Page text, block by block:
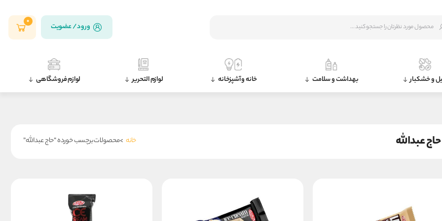
ورود / عضویت
0
و خشکبار بهداشت و سلامت خانه و آشپزخانه لوازم التحریر لوازم فروشگاهی
حاج عبدالله خانه >محصولات برچسب خورده “حاج عبدالله”